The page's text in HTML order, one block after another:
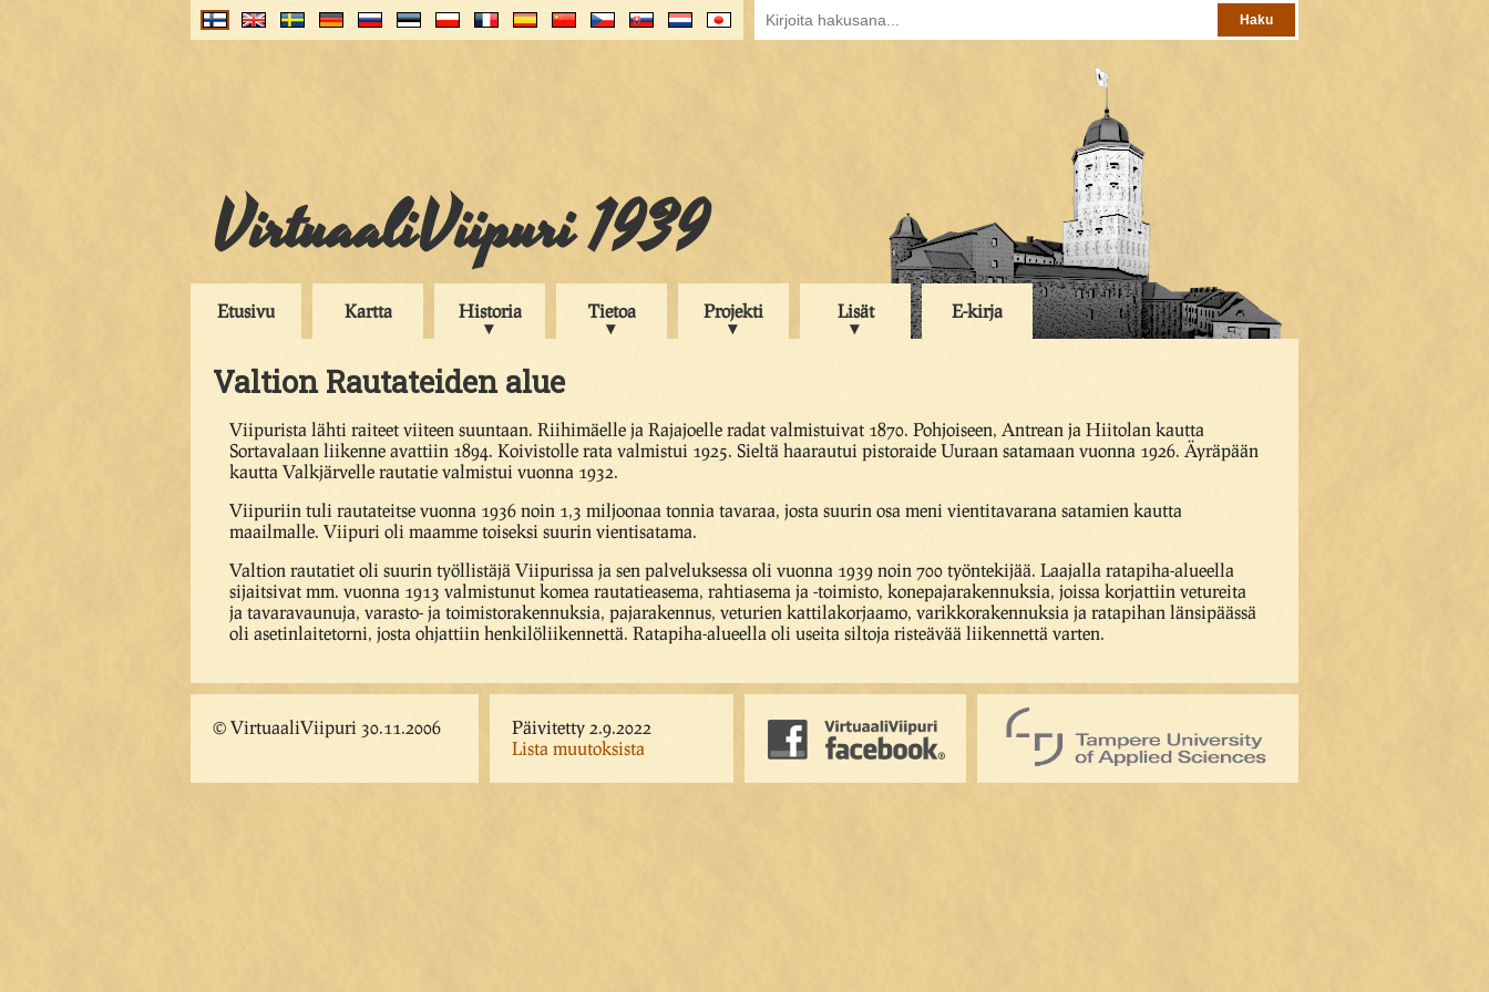
VirtuaaliViipuri 1939
Etusivu Kartta Historia Tietoa Projekti Lisät E-kirja
Valtion Rautateiden alue
Viipurista lähti raiteet viiteen suuntaan. Riihimäelle ja Rajajoelle radat valmistuivat 1870. Pohjoiseen, Antrean ja Hiitolan kautta
Sortavalaan liikenne avattiin 1894. Koivistolle rata valmistui 1925. Sieltä haarautui pistoraide Uuraan satamaan vuonna 1926. Äyräpään
kautta Valkjärvelle rautatie valmistui vuonna 1932.
Viipuriin tuli rautateitse vuonna 1936 noin 1,3 miljoonaa tonnia tavaraa, josta suurin osa meni vientitavarana satamien kautta
maailmalle. Viipuri oli maamme toiseksi suurin vientisatama.
Valtion rautatiet oli suurin työllistäjä Viipurissa ja sen palveluksessa oli vuonna 1939 noin 700 työntekijää. Laajalla ratapiha-alueella
sijaitsivat mm. vuonna 1913 valmistunut komea rautatieasema, rahtiasema ja -toimisto, konepajarakennuksia, joissa korjattiin vetureita
ja tavaravaunuja, varasto- ja toimistorakennuksia, pajarakennus, veturien kattilakorjaamo, varikkorakennuksia ja ratapihan länsipäässä
oli asetinlaitetorni, josta ohjattiin henkilöliikennettä. Ratapiha-alueella oli useita siltoja risteävää liikennettä varten.
© VirtuaaliViipuri 30.11.2006
Päivitetty 2.9.2022
Lista muutoksista